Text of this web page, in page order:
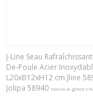
J-Line Seau
De-Poule Acier
L20xB12xH12 cm Jline
Jolipa 58940 seaux-à-glace-